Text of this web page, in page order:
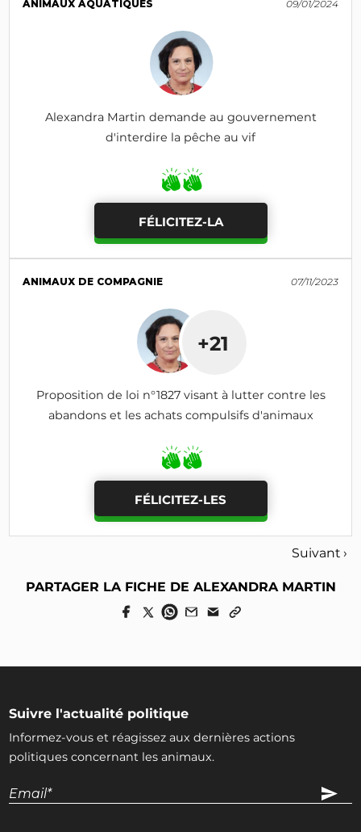
ANIMAUX AQUATIQUES 09/01/2024
Alexandra Martin demande au gouvernement
d'interdire la pêche au vif
FÉLICITEZ-LA
ANIMAUX DE COMPAGNIE 07/11/2023
+21
Proposition de loi n°1827 visant à lutter contre les
abandons et les achats compulsifs d'animaux
FÉLICITEZ-LES
Suivant ›
PARTAGER LA FICHE DE ALEXANDRA MARTIN
Suivre l'actualité politique
Informez-vous et réagissez aux dernières actions
politiques concernant les animaux.